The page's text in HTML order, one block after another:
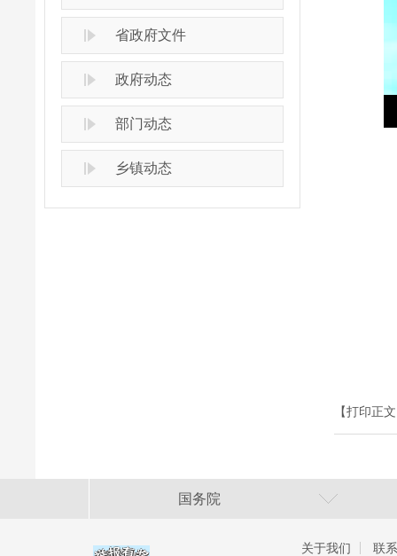
省政府文件
政府动态
部门动态
乡镇动态
【打印正
国务院
关于我们
联